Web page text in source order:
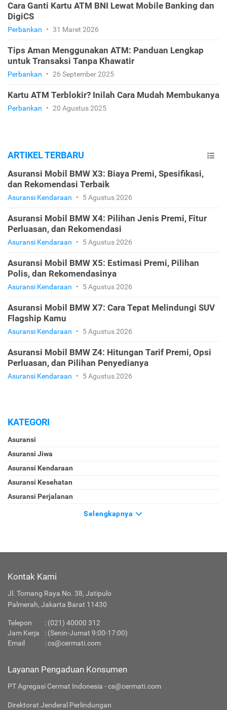
Cara Ganti Kartu ATM BNI Lewat Mobile Banking dan
DigiCS
Perbankan • 31 Maret 2026
Tips Aman Menggunakan ATM: Panduan Lengkap
untuk Transaksi Tanpa Khawatir
Perbankan • 26 September 2025
Kartu ATM Terblokir? Inilah Cara Mudah Membukanya
Perbankan • 20 Agustus 2025
ARTIKEL TERBARU
Asuransi Mobil BMW X3: Biaya Premi, Spesifikasi,
dan Rekomendasi Terbaik
Asuransi Kendaraan • 5 Agustus 2026
Asuransi Mobil BMW X4: Pilihan Jenis Premi, Fitur
Perluasan, dan Rekomendasi
Asuransi Kendaraan • 5 Agustus 2026
Asuransi Mobil BMW X5: Estimasi Premi, Pilihan
Polis, dan Rekomendasinya
Asuransi Kendaraan • 5 Agustus 2026
Asuransi Mobil BMW X7: Cara Tepat Melindungi SUV
Flagship Kamu
Asuransi Kendaraan • 5 Agustus 2026
Asuransi Mobil BMW Z4: Hitungan Tarif Premi, Opsi
Perluasan, dan Pilihan Penyedianya
Asuransi Kendaraan • 5 Agustus 2026
KATEGORI
Asuransi
Asuransi Jiwa
Asuransi Kendaraan
Asuransi Kesehatan
Asuransi Perjalanan
Selengkapnya
Kontak Kami
Jl. Tomang Raya No. 38, Jatipulo
Palmerah, Jakarta Barat 11430
Telepon : (021) 40000 312
Jam Kerja
: (Senin-Jumat 9:00-17:00)
Email
:cs@cermati.com
Layanan Pengaduan Konsumen
PT Agregasi Cermat Indonesia - cs@cermati.com
Direktorat Jenderal Perlindungan